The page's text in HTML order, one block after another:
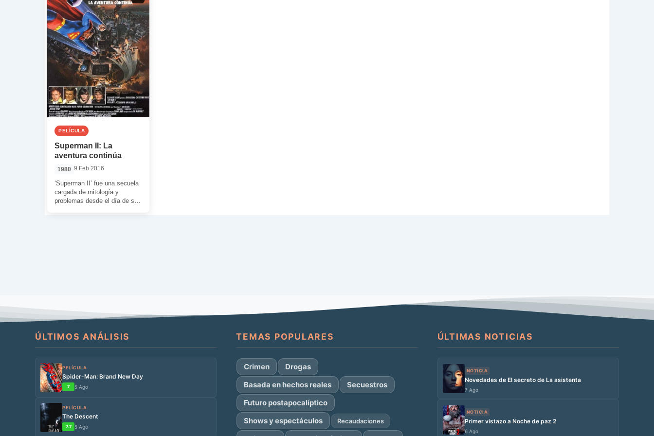
PELÍCULA
Superman II: La
aventura continúa
1980 9 Feb 2016
‘Superman II’ fue una secuela
cargada de mitología y
problemas desde el día de su
ÚLTIMOS ANÁLISIS
PELÍCULA
Spider-Man: Brand New Day
7 5 Ago
PELÍCULA
The Descent
7.7 5 Ago
TEMAS POPULARES
Crimen
Drogas
Basada en hechos reales
Secuestros
Futuro postapocalíptico
Shows y espectáculos
Recaudaciones
ÚLTIMAS NOTICIAS
NOTICIA
Novedades de El secreto de La asistenta
7 Ago
NOTICIA
Primer vistazo a Noche de paz 2
6 Ago